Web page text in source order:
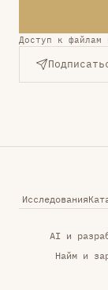
Доступ к файлам
Исследования
AI и
Найм и